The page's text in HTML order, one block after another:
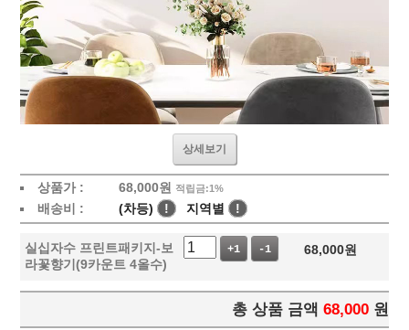
상세보기
상품가 : 68,000원 적립금:1%
배송비 : (차등) ! 지역별 !
실십자수 프린트패키지-보
라꽃향기(9카운트 4올수)
+1 -1 68,000원
총 상품 금액 68,000 원